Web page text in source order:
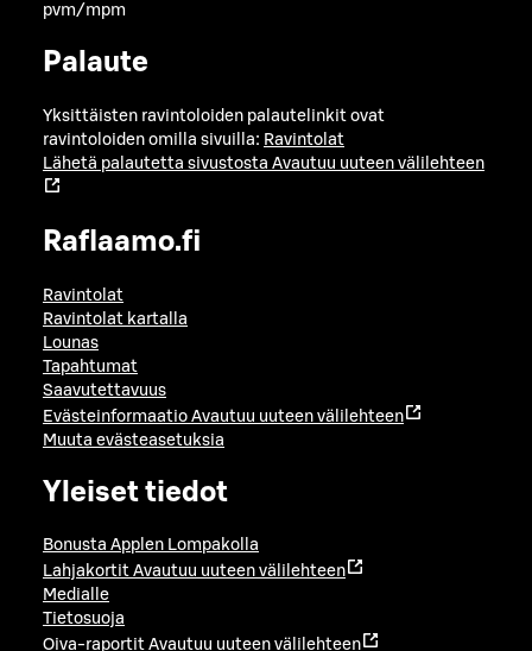
pvm/mpm
Palaute
Yksittäisten ravintoloiden palautelinkit ovat
ravintoloiden omilla sivuilla: Ravintolat
Lähetä palautetta sivustosta Avautuu uuteen välilehteen
Raflaamo.fi
Ravintolat
Ravintolat kartalla
Lounas
Tapahtumat
Saavutettavuus
Evästeinformaatio Avautuu uuteen välilehteen
Muuta evästeasetuksia
Yleiset tiedot
Bonusta Applen Lompakolla
Lahjakortit Avautuu uuteen välilehteen
Medialle
Tietosuoja
Oiva-raportit Avautuu uuteen välilehteen